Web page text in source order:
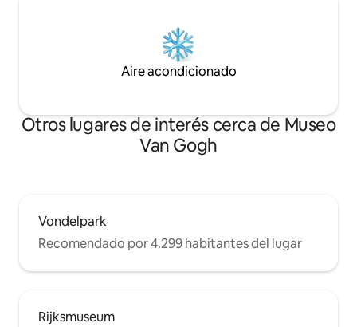
Aire acondicionado
Otros lugares de interés cerca de Museo
Van Gogh
Vondelpark
Recomendado por 4.299 habitantes del lugar
Rijksmuseum